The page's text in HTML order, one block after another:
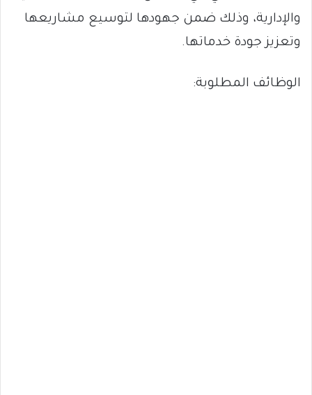
والإدارية، وذلك ضمن جهودها لتوسيع مشاريعها
وتعزيز جودة خدماتها.
الوظائف المطلوبة: